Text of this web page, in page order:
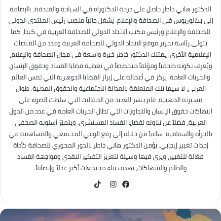
الدكتور هاني خاطر حاصل على درجة الدكتوراه في السياحة والفندقة، بالإضافة
إلى بكالوريوس في الصحافة والإعلام. يشغل حالياً منصب رئيس المنتدى الدولى
للصحافة والإعلام ورئيس مكتب الاتحاد الدولي للصحافة العربية في كندا، كما
يتولى رئاسة تحرير موقع الاتحاد الدولي للصحافة العربية وعدد من المنصات
الإعلامية الأخرى. يمتلك الدكتور خاطر خبرة واسعة في مجال الصحافة والإعلام،
ويُعرف بكونه صحفياً ومؤلفاً متخصصاً في تغطية قضايا الفساد وحقوق الإنسان
والحريات العامة. يركز في أعماله على إبراز القضايا الجوهرية التي تمس العالم
العربي، لا سيما تلك المتعلقة بالعدالة الاجتماعية والحقوق المدنية. طوال
مسيرته المهنية، قام بنشر العديد من المقالات التي سلطت الضوء على
انتهاكات حقوق الإنسان والتجاوزات التي تطال الحريات العامة في عدد من الدول
العربية، فضلاً عن تناوله لقضايا الفساد المستشري. ويتميّز أسلوبه الصحفي
بالجرأة والشفافية، ساعياً من خلاله إلى رفع الوعي المجتمعي والمساهمة في
إحداث تغيير إيجابي. يؤمن الدكتور هاني خاطر بالدور المحوري للصحافة كأداة
فعّالة للتغيير، ويرى فيها وسيلة لتعزيز التفكير النقدي ومواجهة الفساد
والظلم والانتهاكات، بهدف بناء مجتمعات أكثر عدلاً وإنصافاً.